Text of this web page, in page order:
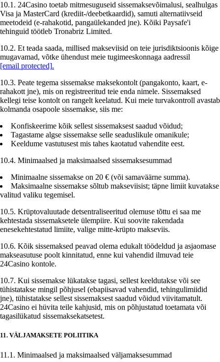
10.1. 24Casino toetab mitmesuguseid sissemaksevõimalusi, sealhulgas
Visa ja MasterCard (krediit-/deebetkaardid), samuti alternatiivseid
meetodeid (e-rahakotid, pangaülekanded jne). Kõiki Paysafe'i
tehinguid töötleb Tronabriz Limited.
10.2. Et teada saada, millised makseviisid on teie jurisdiktsioonis kõige
mugavamad, võtke ühendust meie tugimeeskonnaga aadressil
[email protected].
10.3. Peate tegema sissemakse maksekontolt (pangakonto, kaart, e-
rahakott jne), mis on registreeritud teie enda nimele. Sissemaksed
kellegi teise kontolt on rangelt keelatud. Kui meie turvakontroll avastab
kolmanda osapoole sissemakse, siis me:
Konfiskeerime kõik sellest sissemaksest saadud võidud;
Tagastame algse sissemakse selle seaduslikule omanikule;
Keeldume vastutusest mis tahes kaotatud vahendite eest.
10.4. Minimaalsed ja maksimaalsed sissemaksesummad
Minimaalne sissemakse on 20 € (või samaväärne summa).
Maksimaalne sissemakse sõltub makseviisist; täpne limiit kuvatakse
valitud valiku tegemisel.
10.5. Krüptovaluutade detsentraliseeritud olemuse tõttu ei saa me
kehtestada sissemaksetele ülempiire. Kui soovite rakendada
enesekehtestatud limiite, valige mitte-krüpto makseviis.
10.6. Kõik sissemaksed peavad olema edukalt töödeldud ja asjaomase
makseasutuse poolt kinnitatud, enne kui vahendid ilmuvad teie
24Casino kontole.
10.7. Kui sissemakse lükatakse tagasi, sellest keeldutakse või see
tühistatakse mingil põhjusel (ebapiisavad vahendid, tehingulimiidid
jne), tühistatakse sellest sissemaksest saadud võidud viivitamatult.
24Casino ei hüvita teile kahjusid, mis on põhjustatud toetamata või
tagasilükatud sissemaksekatsetest.
11. VÄLJAMAKSETE POLIITIKA
11.1. Minimaalsed ja maksimaalsed väljamaksesummad